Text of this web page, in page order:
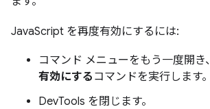
JavaScript を再度有効にするには:
コマンド メニューをもう一度開き、
有効にする コマンドを実行します。
DevTools を閉じます。